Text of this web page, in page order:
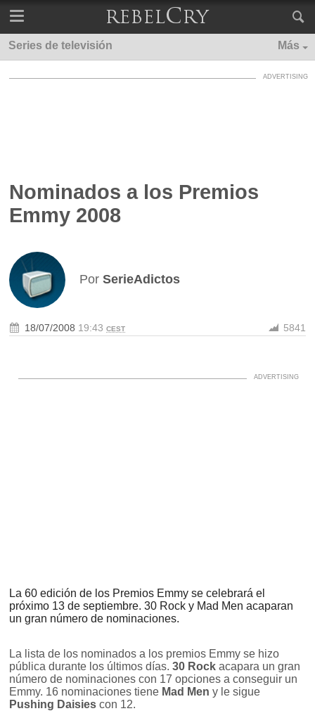
Series de televisión Más
Nominados a los Premios
Emmy 2008
PorSerieAdictos
18/07/2008 19:43CEST 5841
La 60 edición de los Premios Emmy se celebrará el
próximo 13 de septiembre. 30 Rock y Mad Men acaparan
un gran número de nominaciones.
La lista de los nominados a los premios Emmy se hizo
pública durante los últimos días.30 Rock acapara un gran
número de nominaciones con 17 opciones a conseguir un
Emmy. 16 nominaciones tiene Mad Men y le sigue
Pushing Daisies con 12.